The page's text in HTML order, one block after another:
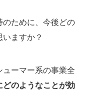
のために、今後どの
ますか？
ーマー系の事業全
どのようなことが効